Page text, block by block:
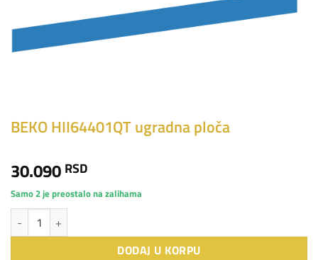
BEKO HII64401QT ugradna ploča
30.090 RSD
Samo 2 je preostalo na zalihama
BEKO HII64401QT ugradna ploča količina
DODAJ U KORPU